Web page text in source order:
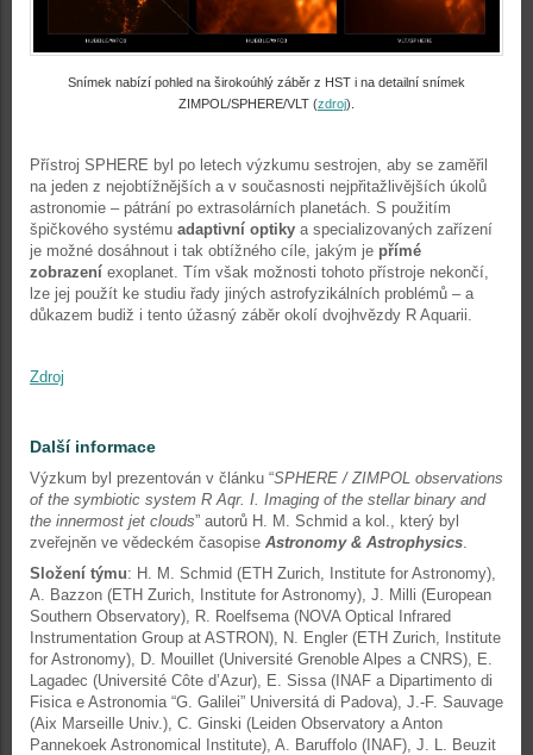
Snímek nabízí pohled na širokoúhlý záběr z HST i na detailní snímek
ZIMPOL/SPHERE/VLT (zdroj).
Přístroj SPHERE byl po letech výzkumu sestrojen, aby se zaměřil
na jeden z nejobtížnějších a v současnosti nejpřitažlivějších úkolů
astronomie – pátrání po extrasolárních planetách. S použitím
špičkového systému adaptivní optiky a specializovaných zařízení
je možné dosáhnout i tak obtížného cíle, jakým je přímé
zobrazení exoplanet. Tím však možnosti tohoto přístroje nekončí,
lze jej použít ke studiu řady jiných astrofyzikálních problémů – a
důkazem budiž i tento úžasný záběr okolí dvojhvězdy R Aquarii.
Zdroj
Další informace
Výzkum byl prezentován v článku “SPHERE / ZIMPOL observations
of the symbiotic system R Aqr. I. Imaging of the stellar binary and
the innermost jet clouds” autorů H. M. Schmid a kol., který byl
zveřejněn ve vědeckém časopise Astronomy & Astrophysics
Složení týmu: H. M. Schmid (ETH Zurich, Institute for Astronomy),
A. Bazzon (ETH Zurich, Institute for Astronomy), J. Milli (European
Southern Observatory), R. Roelfsema (NOVA Optical Infrared
Instrumentation Group at ASTRON), N. Engler (ETH Zurich, Institute
for Astronomy), D. Mouillet (Université Grenoble Alpes a CNRS), E.
Lagadec (Université Côte d’Azur), E. Sissa (INAF a Dipartimento di
Fisica e Astronomia “G. Galilei” Universitá di Padova), J.-F. Sauvage
(Aix Marseille Univ.), C. Ginski (Leiden Observatory a Anton
Pannekoek Astronomical Institute), A. Baruffolo (INAF), J. L. Beuzit